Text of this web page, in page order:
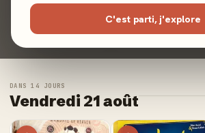
C'est parti, j'explore
La Vallée des Tori
+ Alerte
Clank! Catacombes: Les Enfers - Extension
Origames
+ Alerte
DANS 14 JOURS
Vendredi 21 août